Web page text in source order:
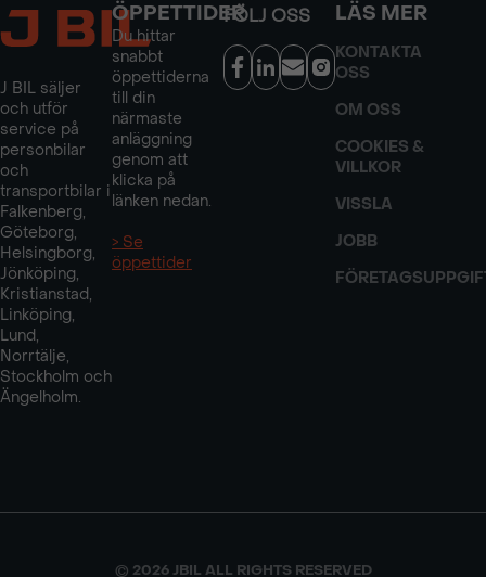
J BIL säljer
och utför
service på
personbilar
och
transportbilar i
Falkenberg,
Göteborg,
Helsingborg,
Jönköping,
Kristianstad,
Linköping,
Lund,
Norrtälje,
Stockholm och
Ängelholm.
ÖPPETTIDER
Du hittar
snabbt
öppettiderna
till din
närmaste
anläggning
genom att
klicka på
länken nedan.
> Se
öppettider
FÖLJ OSS LÄS MER
KONTAKTA
OSS
OM OSS
COOKIES &
VILLKOR
VISSLA
JOBB
© 2026 JBIL ALL RIGHTS RESERVED